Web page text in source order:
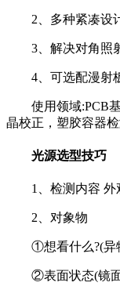
2、多种紧凑设
3、解决对角照
4、可选配漫射板
使用领域:PCB基
晶校正，塑胶容器检
光源选型技巧
1、检测内容 外
2、对象物
①想看什么?(异物
②表面状态(镜面